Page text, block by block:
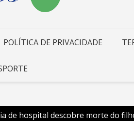
POLÍTICA DE PRIVACIDADE
de hospital descobre morte do